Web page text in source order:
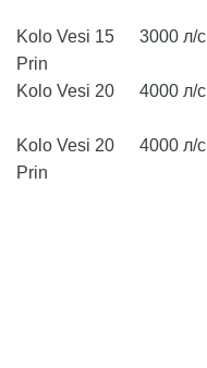
Kolo Vesi 15
Prin
3000 л/с
Kolo Vesi 20 4000 л/с
Kolo Vesi 20
Prin
4000 л/с